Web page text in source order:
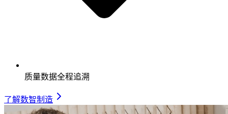
质量数据全程追溯
了解数智制造